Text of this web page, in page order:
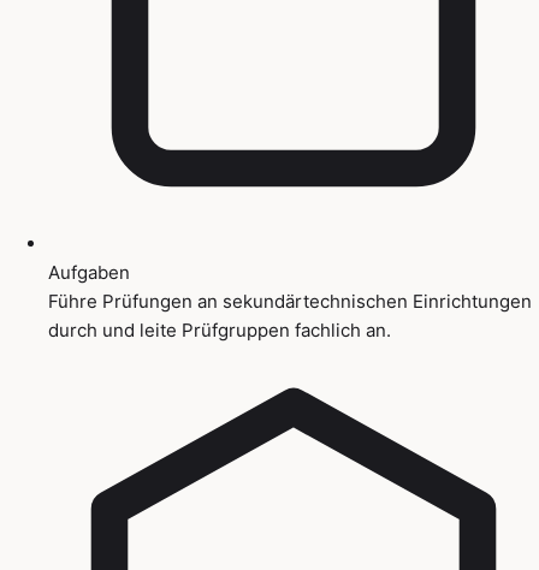
Aufgaben
Führe Prüfungen an sekundärtechnischen Einrichtungen
durch und leite Prüfgruppen fachlich an.